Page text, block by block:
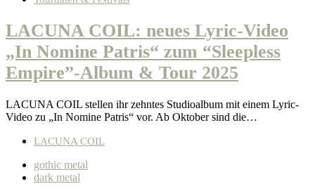
LACUNA COIL: neues Lyric-Video
„In Nomine Patris“ zum “Sleepless
Empire”-Album & Tour 2025
LACUNA COIL stellen ihr zehntes Studioalbum mit einem Lyric-
Video zu „In Nomine Patris“ vor. Ab Oktober sind die…
LACUNA COIL
gothic metal
dark metal